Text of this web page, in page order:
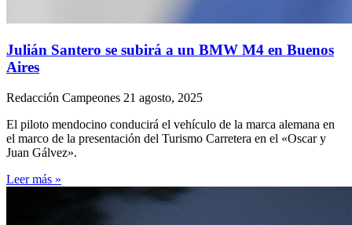
Julián Santero se subirá a un BMW M4 en Buenos
Aires
Redacción Campeones 21 agosto, 2025
El piloto mendocino conducirá el vehículo de la marca alemana en
el marco de la presentación del Turismo Carretera en el «Oscar y
Juan Gálvez».
Leer más »